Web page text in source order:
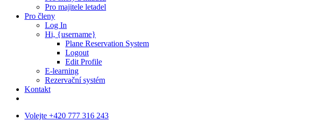
Pro majitele letadel
Pro členy
Log In
Hi, {username}
Plane Reservation System
Logout
Edit Profile
E-learning
Rezervační systém
Kontakt
Volejte +420 777 316 243